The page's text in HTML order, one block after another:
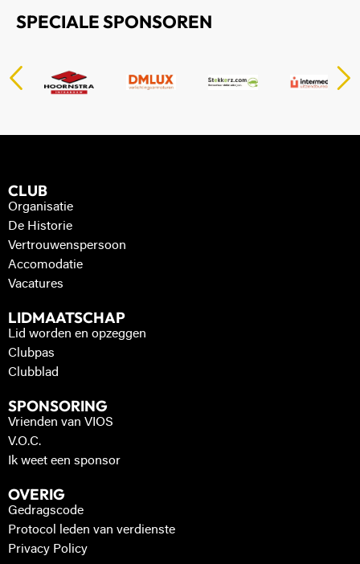
SPECIALE SPONSOREN
CLUB
Organisatie
De Historie
Vertrouwenspersoon
Accomodatie
Vacatures
LIDMAATSCHAP
Lid worden en opzeggen
Clubpas
Clubblad
SPONSORING
Vrienden van VIOS
V.O.C.
Ik weet een sponsor
OVERIG
Gedragscode
Protocol leden van verdienste
Privacy Policy